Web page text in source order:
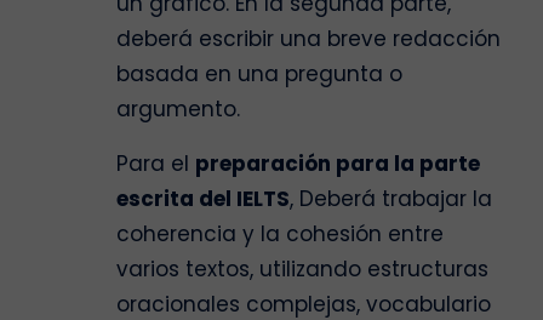
deberá escribir una breve redacción
basada en una pregunta o
argumento.
Para el preparación para la parte
escrita del IELTS, Deberá trabajar la
coherencia y la cohesión entre
varios textos, utilizando estructuras
oracionales complejas, vocabulario